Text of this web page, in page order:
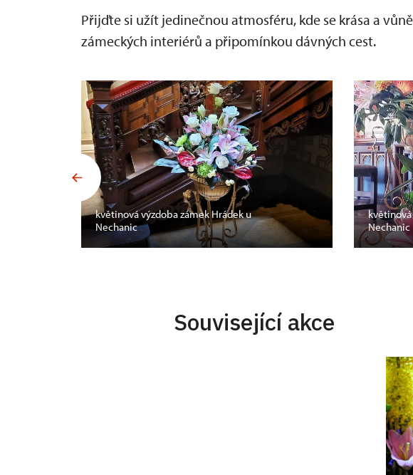
Přijďte si užít jedinečnou atmosféru, kde se krása a
zámeckých interiérů a připomínkou dávných cest.
květinová výzdoba zámek Hrádek u
Nechanic
květinová
Nechanic
Související akce